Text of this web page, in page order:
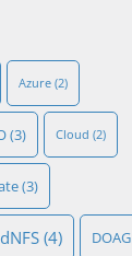
Azure (2)
(3) Cloud (2)
(3)
dNFS (4) DOAG